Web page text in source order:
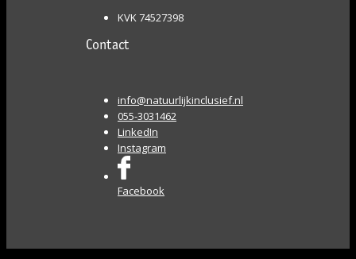
KVK 74527398
Contact
info@natuurlijkinclusief.nl
055-3031462
LinkedIn
Instagram
Facebook